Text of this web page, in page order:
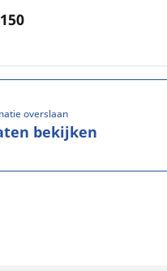
150
overslaan
bekijken